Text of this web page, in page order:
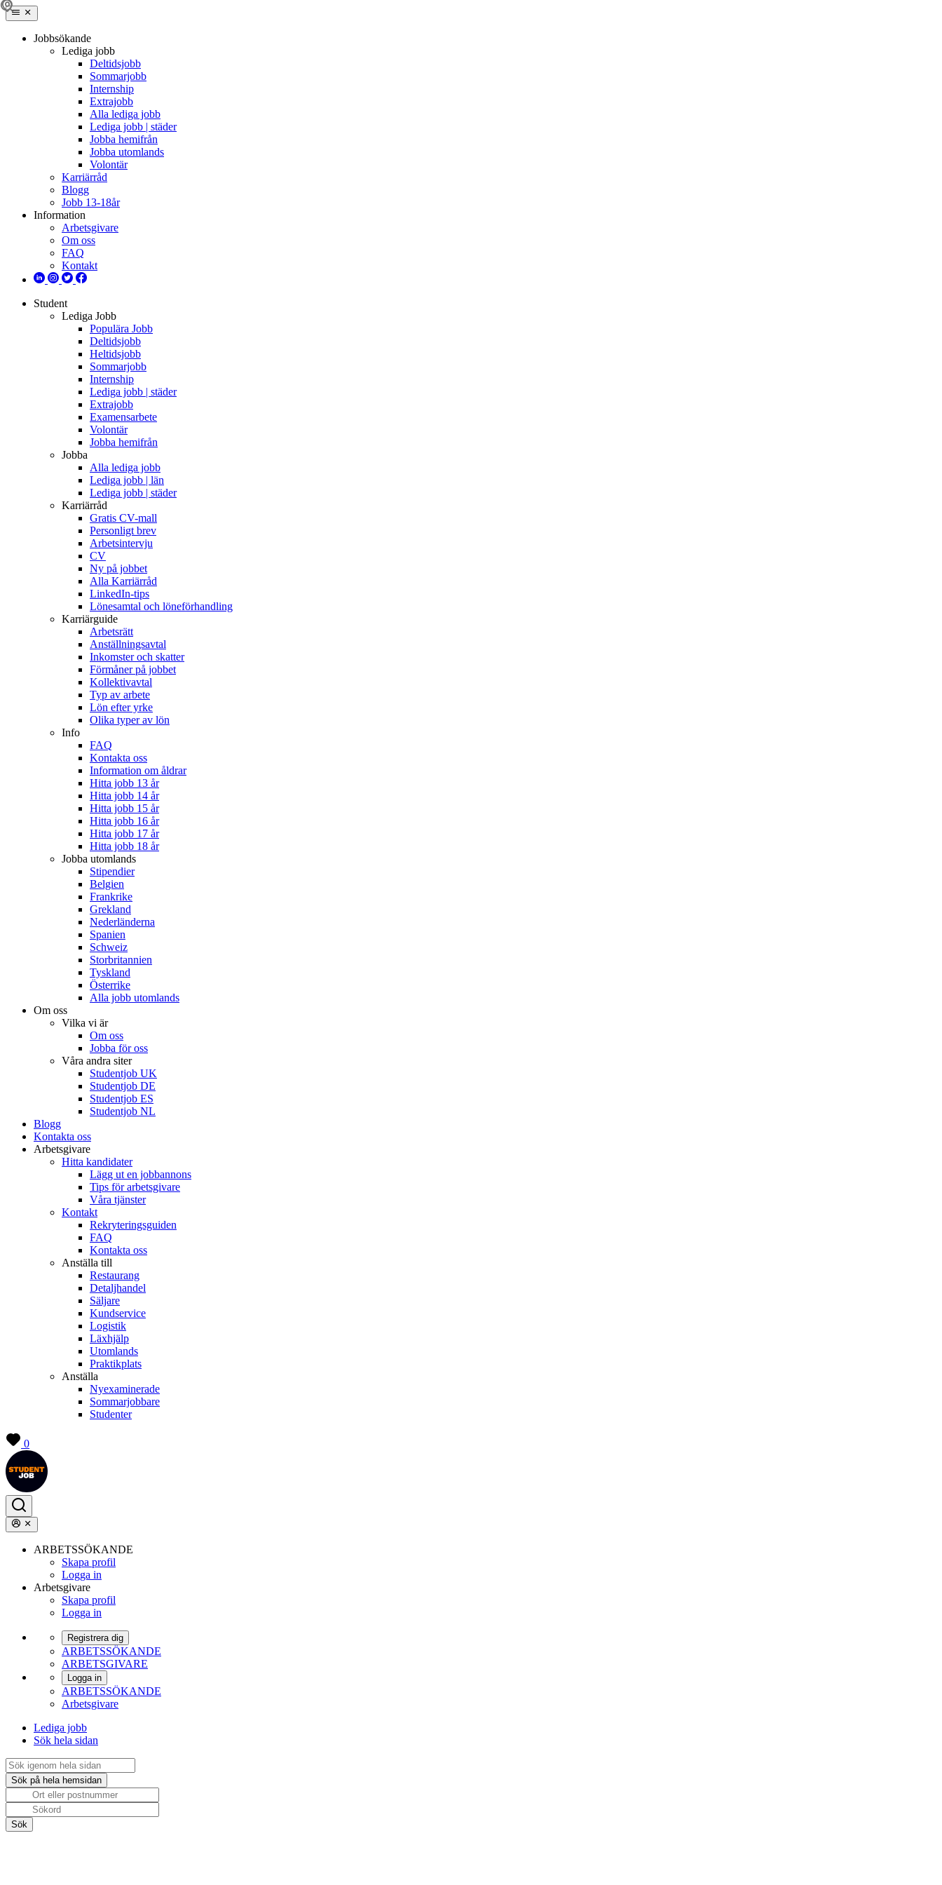
Jobbsökande
Lediga jobb
Deltidsjobb
Sommarjobb
Internship
Extrajobb
Alla lediga jobb
Lediga jobb | städer
Jobba hemifrån
Jobba utomlands
Volontär
Karriärråd
Blogg
Jobb 13-18år
Information
Arbetsgivare
Om oss
FAQ
Kontakt
Student
Lediga Jobb
Populära Jobb
Deltidsjobb
Heltidsjobb
Sommarjobb
Internship
Lediga jobb | städer
Extrajobb
Examensarbete
Volontär
Jobba hemifrån
Jobba
Alla lediga jobb
Lediga jobb | län
Lediga jobb | städer
Karriärråd
Gratis CV-mall
Personligt brev
Arbetsintervju
CV
Ny på jobbet
Alla Karriärråd
LinkedIn-tips
Lönesamtal och löneförhandling
Karriärguide
Arbetsrätt
Anställningsavtal
Inkomster och skatter
Förmåner på jobbet
Kollektivavtal
Typ av arbete
Lön efter yrke
Olika typer av lön
Info
FAQ
Kontakta oss
Information om åldrar
Hitta jobb 13 år
Hitta jobb 14 år
Hitta jobb 15 år
Hitta jobb 16 år
Hitta jobb 17 år
Hitta jobb 18 år
Jobba utomlands
Stipendier
Belgien
Frankrike
Grekland
Nederländerna
Spanien
Schweiz
Storbritannien
Tyskland
Österrike
Alla jobb utomlands
Om oss
Vilka vi är
Om oss
Jobba för oss
Våra andra siter
Studentjob UK
Studentjob DE
Studentjob ES
Studentjob NL
Blogg
Kontakta oss
Arbetsgivare
Hitta kandidater
Lägg ut en jobbannons
Tips för arbetsgivare
Våra tjänster
Kontakt
Rekryteringsguiden
FAQ
Kontakta oss
Anställa till
Restaurang
Detaljhandel
Säljare
Kundservice
Logistik
Läxhjälp
Utomlands
Praktikplats
Anställa
Nyexaminerade
Sommarjobbare
Studenter
0
ARBETSSÖKANDE
Skapa profil
Logga in
Arbetsgivare
Skapa profil
Logga in
Registrera dig
ARBETSSÖKANDE
ARBETSGIVARE
Logga in
ARBETSSÖKANDE
Arbetsgivare
Lediga jobb
Sök hela sidan